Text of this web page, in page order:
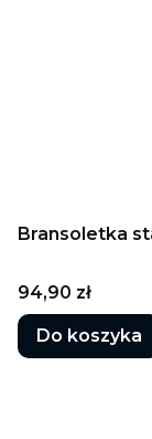
Bransoletka
Cena
94,90 zł
Do koszyka